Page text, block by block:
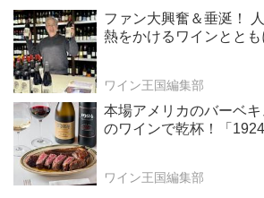
ファン大興奮＆垂涎！
熱をかけるワインとと
ワイン王国編集部
本場アメリカのバーベ
のワインで乾杯！「1924
ワイン王国編集部